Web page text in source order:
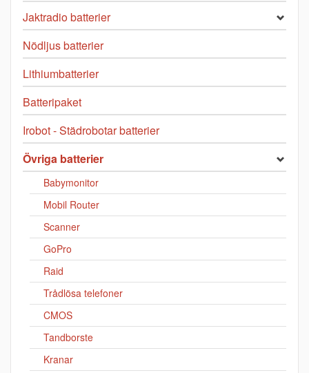
Jaktradio batterier
Nödljus batterier
Lithiumbatterier
Batteripaket
Irobot - Städrobotar batterier
Övriga batterier
Babymonitor
Mobil Router
Scanner
GoPro
Raid
Trådlösa telefoner
CMOS
Tandborste
Kranar